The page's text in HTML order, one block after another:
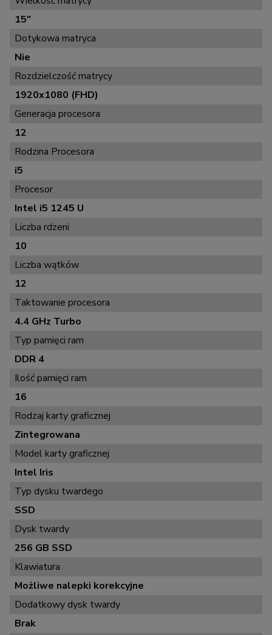
15"
Dotykowa matryca
Nie
Rozdzielczość matrycy
1920x1080 (FHD)
Generacja procesora
12
Rodzina Procesora
i5
Procesor
Intel i5 1245 U
Liczba rdzeni
10
Liczba wątków
12
Taktowanie procesora
4.4 GHz Turbo
Typ pamięci ram
DDR 4
Ilość pamięci ram
16
Rodzaj karty graficznej
Zintegrowana
Model karty graficznej
Intel Iris
Typ dysku twardego
SSD
Dysk twardy
256 GB SSD
Klawiatura
Możliwe nalepki korekcyjne
Dodatkowy dysk twardy
Brak